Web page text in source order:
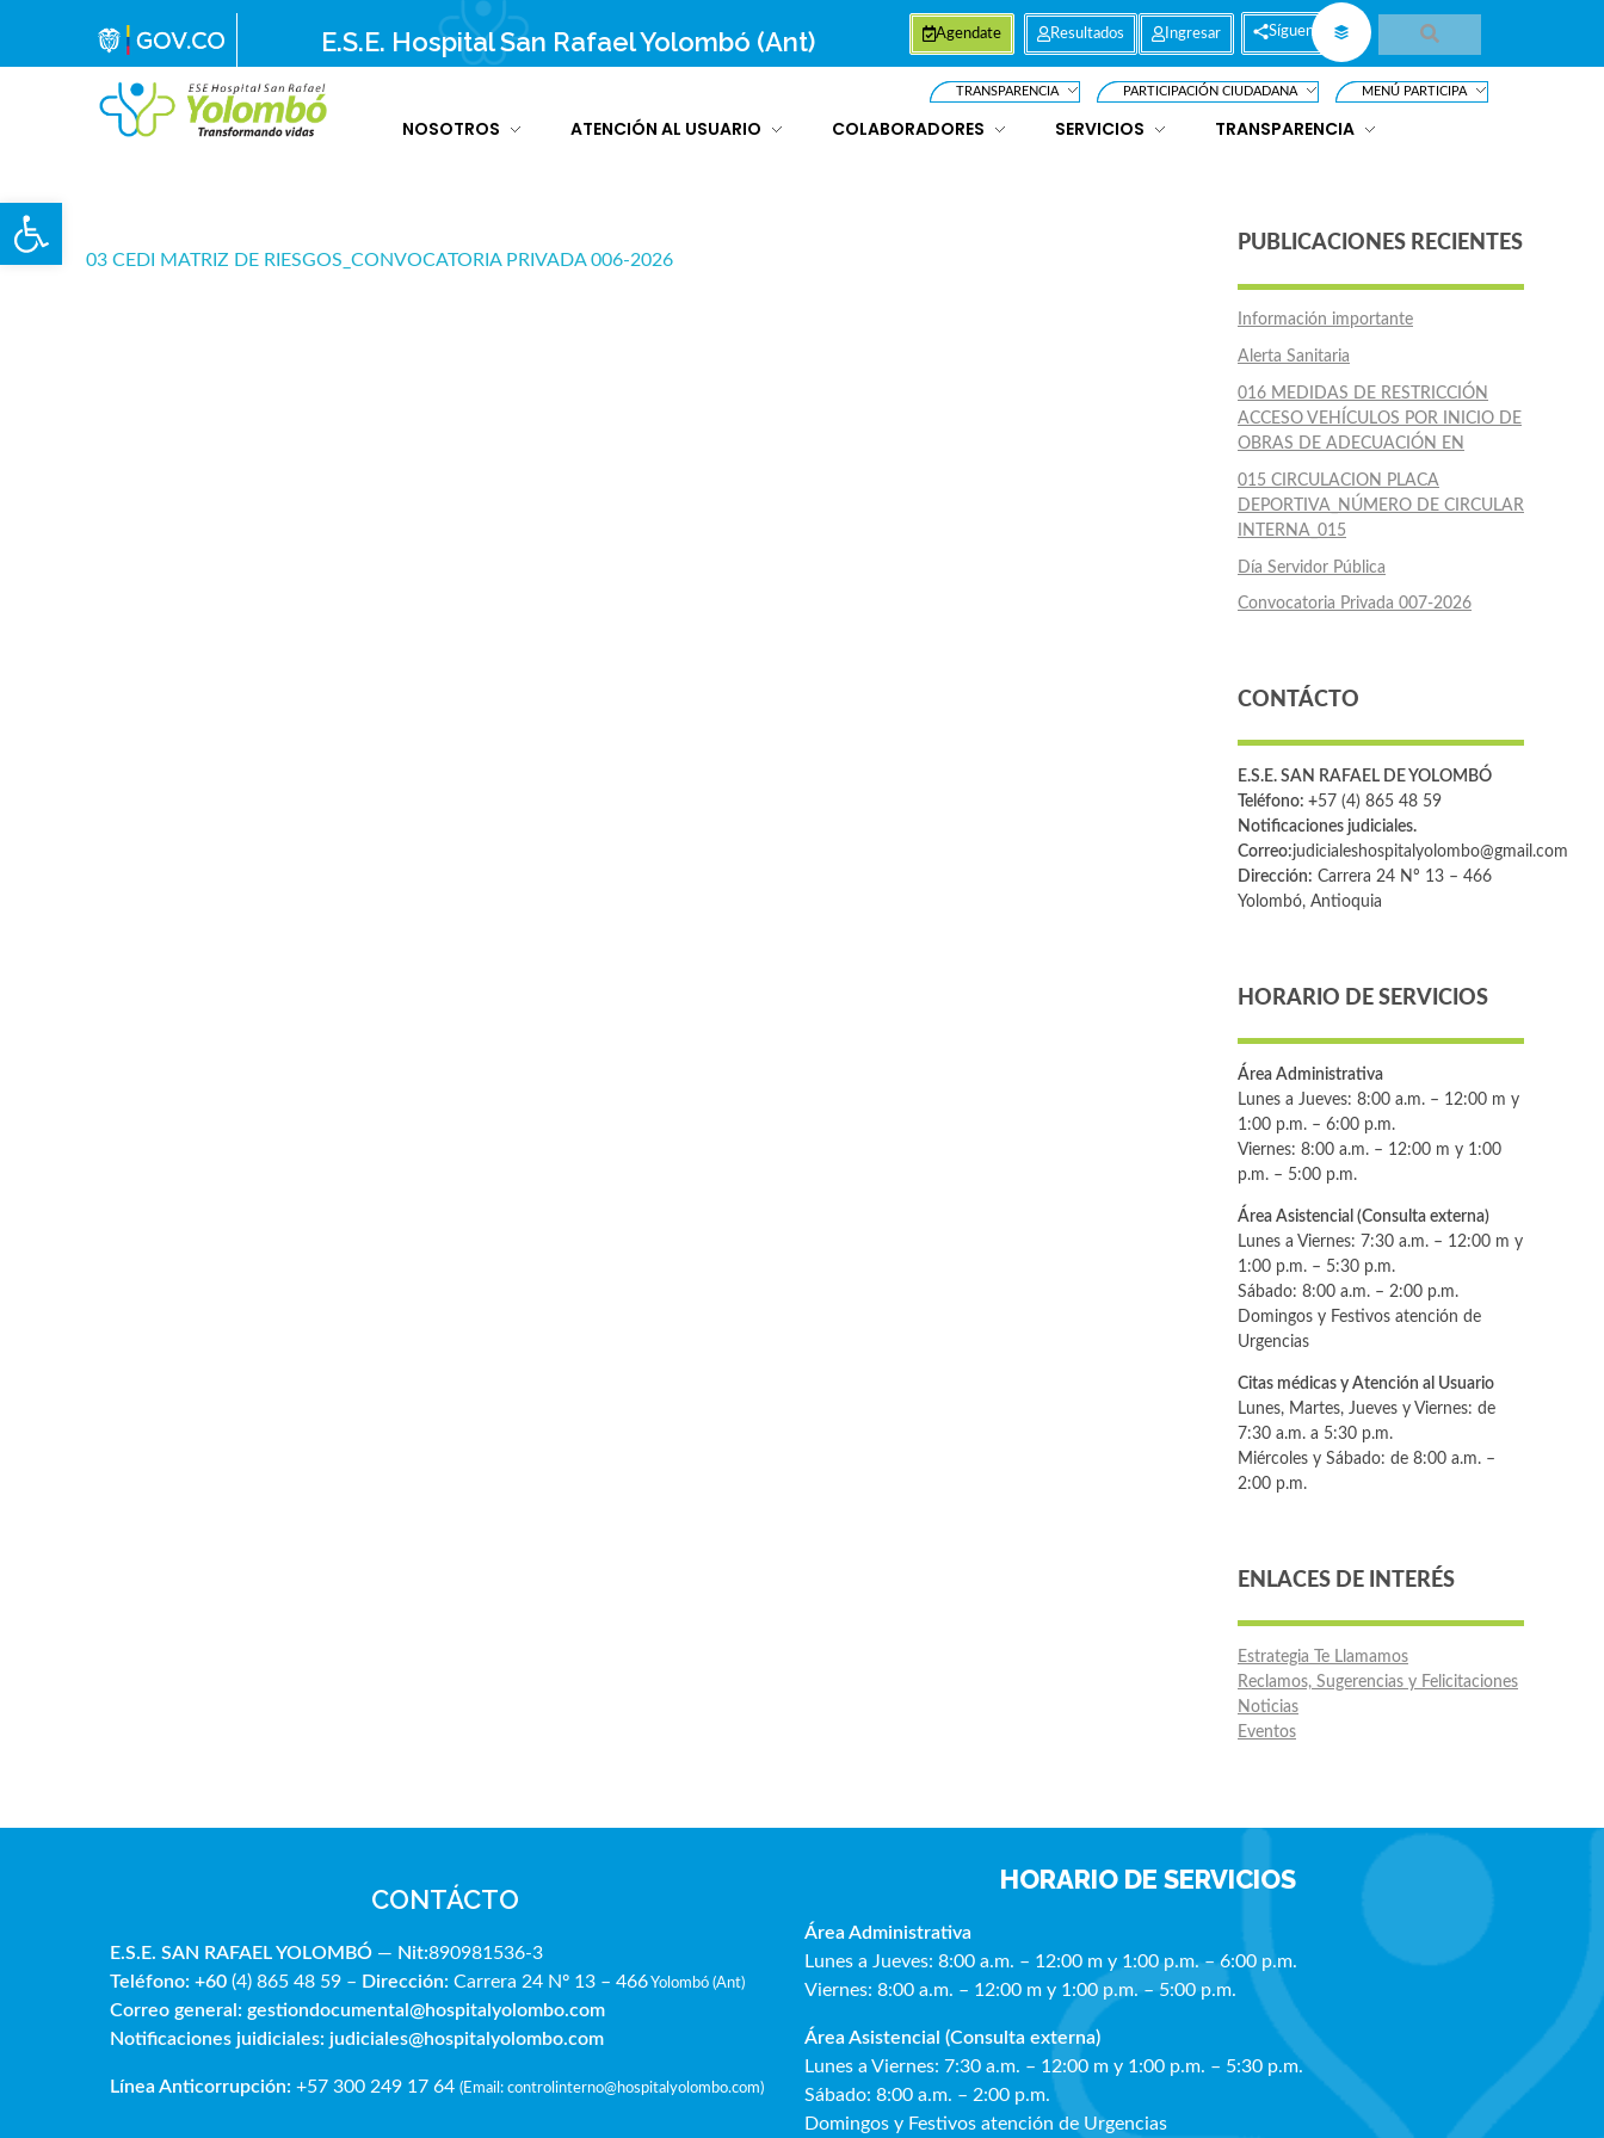
Abrir barra de herramientas
E.S.E. Hospital San Rafael Yolombó (Ant) Agendate Resultados Ingresar Síguenos
TRANSPARENCIA PARTICIPACIÓN CIUDADANA MENÚ PARTICIPA
NOSOTROS ATENCIÓN AL USUARIO COLABORADORES SERVICIOS TRANSPARENCIA
03 CEDI MATRIZ DE RIESGOS_CONVOCATORIA PRIVADA 006-2026
PUBLICACIONES RECIENTES
Información importante
Alerta Sanitaria
016 MEDIDAS DE RESTRICCIÓN
ACCESO VEHÍCULOS POR INICIO DE
OBRAS DE ADECUACIÓN EN
015 CIRCULACION PLACA
DEPORTIVA_NÚMERO DE CIRCULAR
INTERNA_015
Día Servidor Pública
Convocatoria Privada 007-2026
CONTÁCTO
E.S.E. SAN RAFAEL DE YOLOMBÓ
Teléfono: +57 (4) 865 48 59
Notificaciones judiciales.
Correo:judicialeshospitalyolombo@gmail.com
Dirección: Carrera 24 Nº 13 – 466
Yolombó, Antioquia
HORARIO DE SERVICIOS
Área Administrativa
Lunes a Jueves: 8:00 a.m. – 12:00 m y
1:00 p.m. – 6:00 p.m.
Viernes: 8:00 a.m. – 12:00 m y 1:00
p.m. – 5:00 p.m.
Área Asistencial (Consulta externa)
Lunes a Viernes: 7:30 a.m. – 12:00 m y
1:00 p.m. – 5:30 p.m.
Sábado: 8:00 a.m. – 2:00 p.m.
Domingos y Festivos atención de
Urgencias
Citas médicas y Atención al Usuario
Lunes, Martes, Jueves y Viernes: de
7:30 a.m. a 5:30 p.m.
Miércoles y Sábado: de 8:00 a.m. –
2:00 p.m.
ENLACES DE INTERÉS
Estrategia Te Llamamos
Reclamos, Sugerencias y Felicitaciones
Noticias
Eventos
CONTÁCTO
E.S.E. SAN RAFAEL YOLOMBÓ — Nit:890981536-3
Teléfono: +60 (4) 865 48 59 – Dirección: Carrera 24 Nº 13 – 466Yolombó (Ant)
Correo general: gestiondocumental@hospitalyolombo.com
Notificaciones juidiciales: judiciales@hospitalyolombo.com
Línea Anticorrupción: +57 300 249 17 64 (Email: controlinterno@hospitalyolombo.com)
HORARIO DE SERVICIOS
Área Administrativa
Lunes a Jueves: 8:00 a.m. – 12:00 m y 1:00 p.m. – 6:00 p.m.
Viernes: 8:00 a.m. – 12:00 m y 1:00 p.m. – 5:00 p.m.
Área Asistencial (Consulta externa)
Lunes a Viernes: 7:30 a.m. – 12:00 m y 1:00 p.m. – 5:30 p.m.
Sábado: 8:00 a.m. – 2:00 p.m.
Domingos y Festivos atención de Urgencias